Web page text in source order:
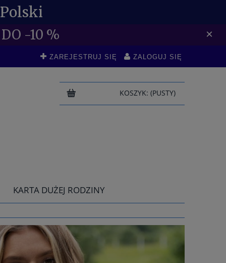
-10 % ×
ZAREJESTRUJ SIĘ ZALOGUJ SIĘ
KOSZYK: (PUSTY)
KARTA DUŻEJ RODZINY